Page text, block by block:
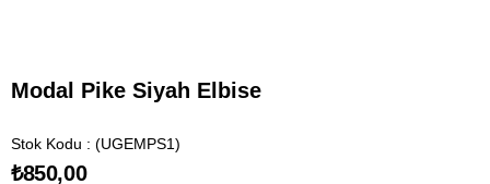
Modal Pike Siyah Elbise
Stok Kodu (UGEMPS1)
₺850,00